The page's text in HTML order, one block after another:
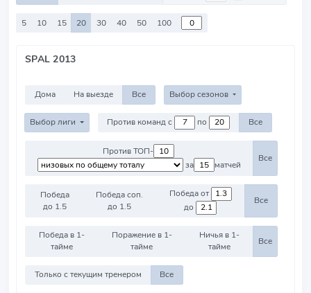
5 10 15 20 30 40 50 100
SPAL 2013
Дома На выезде Все Выбор сезонов
Выбор лиги Против команд с по Все
Против ТОП-
за
матчей
Все
Победа
до 1.5
Победа соп.
до 1.5
Победа от
до
Все
Победа в 1-
тайме
Поражение в 1-
тайме
Ничья в 1-
тайме
Все
Только с текущим тренером Все